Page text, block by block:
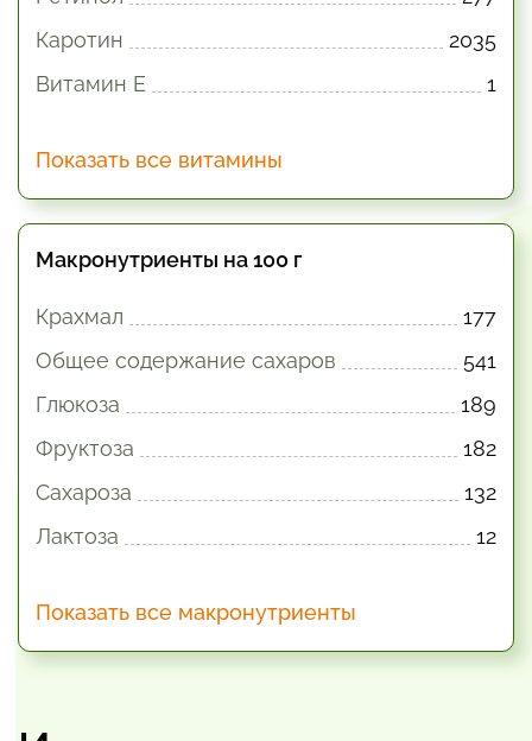
Каротин
2035
Витамин E
1
Показать все витамины
Макронутриенты на 100 г
Крахмал
177
Общее содержание сахаров
541
Глюкоза
189
Фруктоза
182
Сахароза
132
Лактоза
12
Показать все макронутриенты